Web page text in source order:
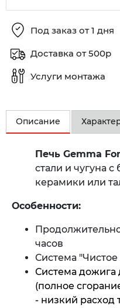
Под заказ от 1 дня
Доставка от 500р
Услуги монтажа
Описание
Печь Gemma
стали и чугуна
керамики или
Особенности:
часов
Система "Чистое
Система дожига
(полное
- низкий расход